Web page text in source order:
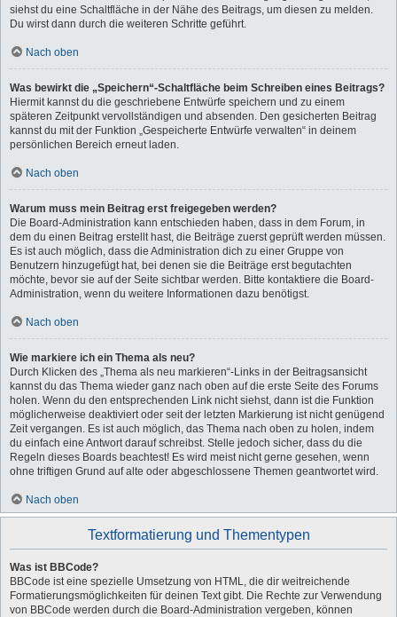
siehst du eine Schaltfläche in der Nähe des Beitrags, um diesen zu melden.
Du wirst dann durch die weiteren Schritte geführt.
Nach oben
Was bewirkt die „Speichern“-Schaltfläche beim Schreiben eines Beitrags?
Hiermit kannst du die geschriebene Entwürfe speichern und zu einem
späteren Zeitpunkt vervollständigen und absenden. Den gesicherten Beitrag
kannst du mit der Funktion „Gespeicherte Entwürfe verwalten“ in deinem
persönlichen Bereich erneut laden.
Nach oben
Warum muss mein Beitrag erst freigegeben werden?
Die Board-Administration kann entschieden haben, dass in dem Forum, in
dem du einen Beitrag erstellt hast, die Beiträge zuerst geprüft werden müssen.
Es ist auch möglich, dass die Administration dich zu einer Gruppe von
Benutzern hinzugefügt hat, bei denen sie die Beiträge erst begutachten
möchte, bevor sie auf der Seite sichtbar werden. Bitte kontaktiere die Board-
Administration, wenn du weitere Informationen dazu benötigst.
Nach oben
Wie markiere ich ein Thema als neu?
Durch Klicken des „Thema als neu markieren“-Links in der Beitragsansicht
kannst du das Thema wieder ganz nach oben auf die erste Seite des Forums
holen. Wenn du den entsprechenden Link nicht siehst, dann ist die Funktion
möglicherweise deaktiviert oder seit der letzten Markierung ist nicht genügend
Zeit vergangen. Es ist auch möglich, das Thema nach oben zu holen, indem
du einfach eine Antwort darauf schreibst. Stelle jedoch sicher, dass du die
Regeln dieses Boards beachtest! Es wird meist nicht gerne gesehen, wenn
ohne triftigen Grund auf alte oder abgeschlossene Themen geantwortet wird.
Nach oben
Textformatierung und Thementypen
Was ist BBCode?
BBCode ist eine spezielle Umsetzung von HTML, die dir weitreichende
Formatierungsmöglichkeiten für deinen Text gibt. Die Rechte zur Verwendung
von BBCode werden durch die Board-Administration vergeben, können